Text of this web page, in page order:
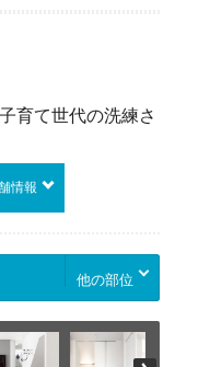
育て世代の洗練さ
情報
他の部位